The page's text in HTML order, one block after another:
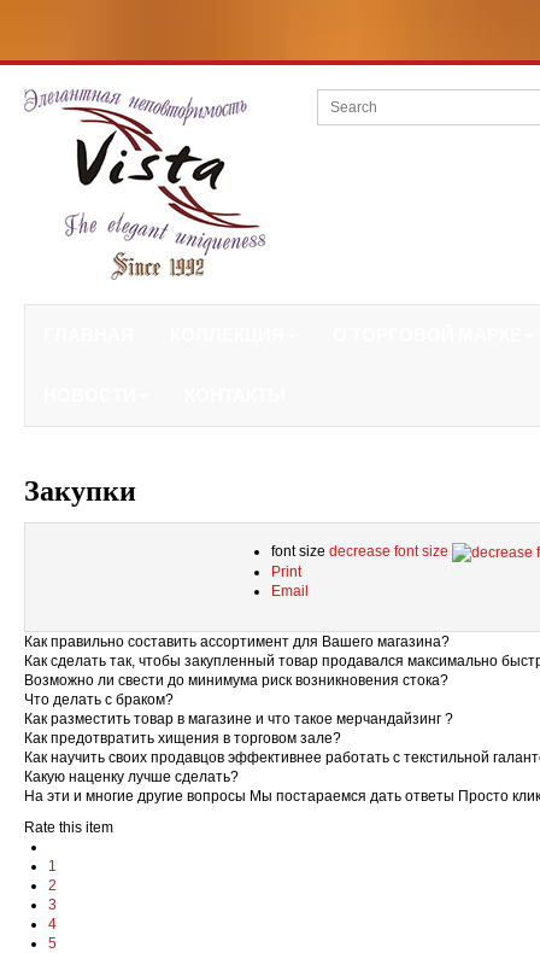
Закупки
font size decrease font size
Print
Email
Как правильно составить ассортимент для Вашего магазина?
Как сделать так, чтобы закупленный товар продавался максимально
Возможно ли свести до минимума риск возникновения стока?
Что делать с браком?
Как разместить товар в магазине и что такое мерчандайзинг ?
Как предотвратить хищения в торговом зале?
Как научить своих продавцов эффективнее работать с текстильной
Какую наценку лучше сделать?
На эти и многие другие вопросы Мы постараемся дать ответы Просто
Rate this item
1
2
3
4
5